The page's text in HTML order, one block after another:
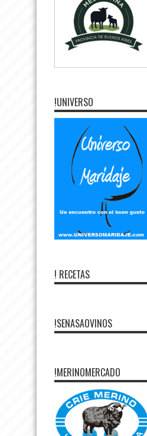
!UNIVERSO
! RECETAS
!SENASAOVINOS
!MERINOMERCADO